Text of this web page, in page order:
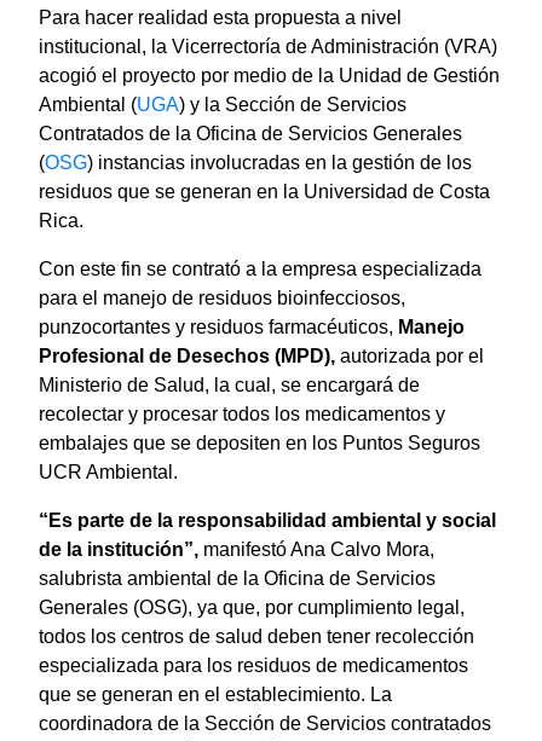
Para hacer realidad esta propuesta a nivel
institucional, la Vicerrectoría de Administración (VRA)
acogió el proyecto por medio de la Unidad de Gestión
Ambiental (UGA) y la Sección de Servicios
Contratados de la Oficina de Servicios Generales
(OSG) instancias involucradas en la gestión de los
residuos que se generan en la Universidad de Costa
Rica.
Con este fin se contrató a la empresa especializada
para el manejo de residuos bioinfecciosos,
punzocortantes y residuos farmacéuticos, Manejo
Profesional de Desechos (MPD), autorizada por el
Ministerio de Salud, la cual, se encargará de
recolectar y procesar todos los medicamentos y
embalajes que se depositen en los Puntos Seguros
UCR Ambiental.
“Es parte de la responsabilidad ambiental y social
de la institución”, manifestó Ana Calvo Mora,
salubrista ambiental de la Oficina de Servicios
Generales (OSG), ya que, por cumplimiento legal,
todos los centros de salud deben tener recolección
especializada para los residuos de medicamentos
que se generan en el establecimiento. La
coordinadora de la Sección de Servicios contratados